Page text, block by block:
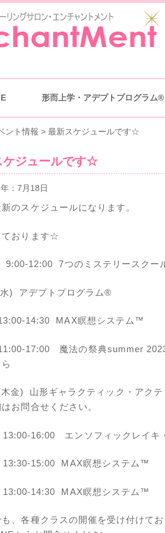
形而上学・アデプトプログラム®
ント情報 > 最新スケジュールです☆
ケジュールです☆
：7月18日
のスケジュールになります。
ております☆
12:00 7つのミステリースクー
) アデプトプログラム®️
14:30 MAX瞑想システム™️
17:00 魔法の祭典summer
金) 山形ギャラクティック・アクテ
お問合せください。
16:00 エンソフィックレイキ
15:00 MAX瞑想システム™
14:30 MAX瞑想システム™️
、各種クラスの開催を受け付けてお